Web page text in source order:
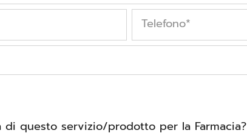
Telefono*
questo servizio/prodotto per la Farmacia?